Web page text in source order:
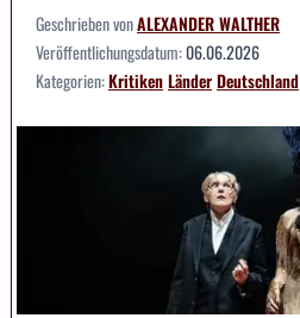
Geschrieben vonALEXANDER WALTHER
Veröffentlichungsdatum:06.06.2026
Kategorien:KritikenLänderDeutschland